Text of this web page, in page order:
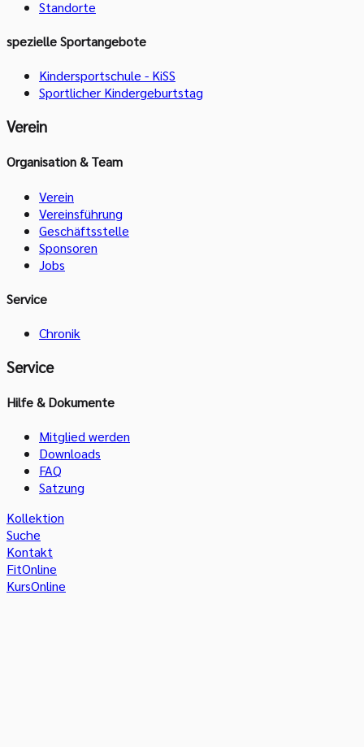
Standorte
spezielle Sportangebote
Kindersportschule - KiSS
Sportlicher Kindergeburtstag
Verein
Organisation & Team
Verein
Vereinsführung
Geschäftsstelle
Sponsoren
Jobs
Service
Chronik
Service
Hilfe & Dokumente
Mitglied werden
Downloads
FAQ
Satzung
Kollektion
Suche
Kontakt
FitOnline
KursOnline